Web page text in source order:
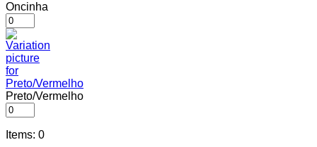
Oncinha
Preto/Vermelho
Items: 0